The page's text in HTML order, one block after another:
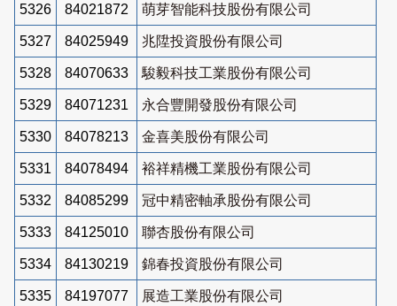
5326 84021872 萌芽智能科技股份有限公司
5327 84025949 兆陞投資股份有限公司
5328 84070633 駿毅科技工業股份有限公司
5329 84071231 永合豐開發股份有限公司
5330 84078213 金喜美股份有限公司
5331 84078494 裕祥精機工業股份有限公司
5332 84085299 冠中精密軸承股份有限公司
5333 84125010 聯杏股份有限公司
5334 84130219 錦春投資股份有限公司
5335 84197077 展造工業股份有限公司